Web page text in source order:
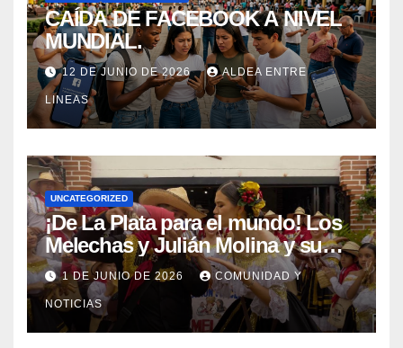
CAÍDA DE FACEBOOK A NIVEL
MUNDIAL.
12 DE JUNIO DE 2026 ALDEA ENTRE
LINEAS
UNCATEGORIZED
¡De La Plata para el mundo! Los
Melechas y Julián Molina y su
nuevo éxito: «Pere Tántico»
1 DE JUNIO DE 2026 COMUNIDAD Y
NOTICIAS